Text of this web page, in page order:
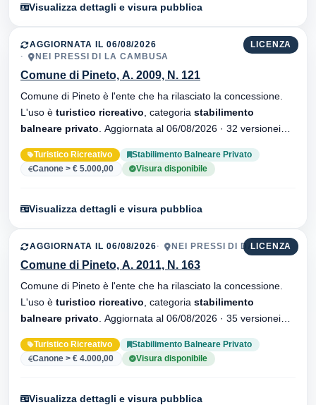
Visualizza dettagli e visura pubblica
LICENZA
AGGIORNATA IL 06/08/2026
NEI PRESSI DI LA CAMBUSA
Comune di Pineto, A. 2009, N. 121
Comune di Pineto è l'ente che ha rilasciato la concessione.
L'uso è turistico ricreativo , categoria stabilimento
balneare privato
Turistico Ricreativo
Stabilimento Balneare Privato
Canone > € 5.000,00
Visura disponibile
Visualizza dettagli e visura pubblica
LICENZA
AGGIORNATA IL 06/08/2026 NEI PRESSI DI DA GINO
Comune di Pineto, A. 2011, N. 163
Comune di Pineto è l'ente che ha rilasciato la concessione.
L'uso è turistico ricreativo , categoria stabilimento
balneare privato
Turistico Ricreativo
Stabilimento Balneare Privato
Canone > € 4.000,00
Visura disponibile
Visualizza dettagli e visura pubblica